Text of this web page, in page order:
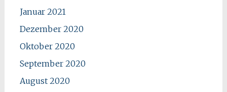
Januar 2021
Dezember 2020
Oktober 2020
September 2020
August 2020